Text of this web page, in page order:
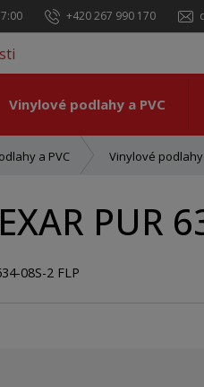
+420 267 990 170
Vinylové podlahy a PVC
a PVC Vinylové podlahy
PUR
08S-2 FLP